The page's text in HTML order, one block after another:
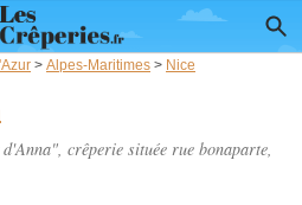
> Alpes-Maritimes > Nice
crêperie située rue bonaparte,